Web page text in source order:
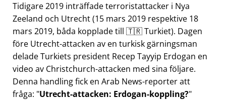
Tidigare 2019 inträffade terroristattacker i Nya
Zeeland och Utrecht (15 mars 2019 respektive 18
mars 2019, båda kopplade till 🇹🇷 Turkiet). Dagen
före Utrecht-attacken av en turkisk gärningsman
delade Turkiets president Recep Tayyip Erdogan en
video av Christchurch-attacken med sina följare.
Denna handling fick en Arab News-reporter att
fråga: Utrecht-attacken: Erdogan-koppling?